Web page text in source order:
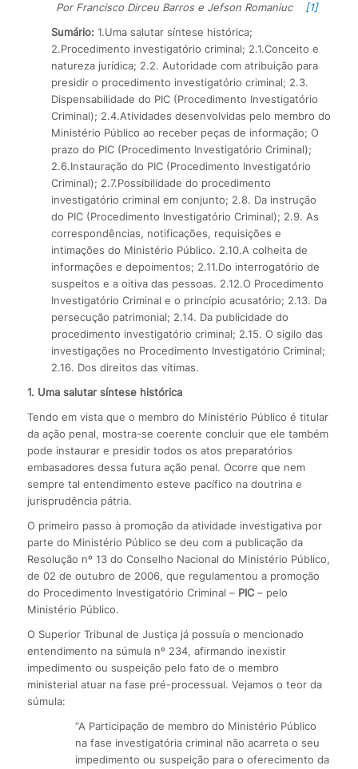
Por Francisco Dirceu Barros e Jefson Romaniuc
[1]
Sumário: 1.Uma salutar síntese histórica;
2.Procedimento investigatório criminal; 2.1.Conceito e
natureza jurídica; 2.2. Autoridade com atribuição para
presidir o procedimento investigatório criminal; 2.3.
Dispensabilidade do PIC (Procedimento Investigatório
Criminal); 2.4.Atividades desenvolvidas pelo membro do
Ministério Público ao receber peças de informação; O
prazo do PIC (Procedimento Investigatório Criminal);
2.6.Instauração do PIC (Procedimento Investigatório
Criminal); 2.7.Possibilidade do procedimento
investigatório criminal em conjunto; 2.8. Da instrução
do PIC (Procedimento Investigatório Criminal); 2.9. As
correspondências, notificações, requisições e
intimações do Ministério Público. 2.10.A colheita de
informações e depoimentos; 2.11.Do interrogatório de
suspeitos e a oitiva das pessoas. 2.12.O Procedimento
Investigatório Criminal e o princípio acusatório; 2.13. Da
persecução patrimonial; 2.14. Da publicidade do
procedimento investigatório criminal; 2.15. O sigilo das
investigações no Procedimento Investigatório Criminal;
2.16. Dos direitos das vítimas.
1. Uma salutar síntese histórica
Tendo em vista que o membro do Ministério Público é titular
da ação penal, mostra-se coerente concluir que ele também
pode instaurar e presidir todos os atos preparatórios
embasadores dessa futura ação penal. Ocorre que nem
sempre tal entendimento esteve pacífico na doutrina e
jurisprudência pátria.
O primeiro passo à promoção da atividade investigativa por
parte do Ministério Público se deu com a publicação da
Resolução nº 13 do Conselho Nacional do Ministério Público,
de 02 de outubro de 2006, que regulamentou a promoção
do Procedimento Investigatório Criminal – PIC– pelo
Ministério Público.
O Superior Tribunal de Justiça já possuía o mencionado
entendimento na súmula nº 234, afirmando inexistir
impedimento ou suspeição pelo fato de o membro
ministerial atuar na fase pré-processual. Vejamos o teor da
súmula:
“A Participação de membro do Ministério Público
na fase investigatória criminal não acarreta o seu
impedimento ou suspeição para o oferecimento da